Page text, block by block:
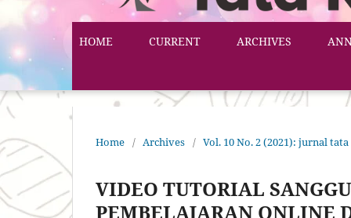
HOME CURRENT ARCHIVES
Home / Archives / Vol. 10 No. 2 (2021): jurnal
VIDEO TUTORIAL
PEMBELAJARAN ONLINE